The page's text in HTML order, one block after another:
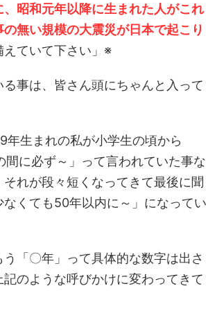
、昭和元年以降に生まれた人がこれ
の無い規模の大震災が日本で起こり
えていて下さい」※
る事は、皆さん頭にちゃんと入って
年生まれの私が小学生の頃から
間に必ず～」って言われていた事な
それが段々短くなってきて最後に聞
なくても50年以内に～」になってい
「〇年」って具体的な数字は出さ
のような呼びかけに変わってきて